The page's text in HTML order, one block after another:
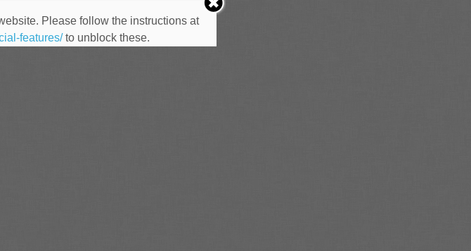
Please follow the instructions at
features/to unblock these.